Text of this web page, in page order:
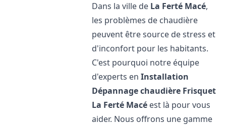
Dans la ville de La Ferté Macé,
les problèmes de chaudière
peuvent être source de stress et
d'inconfort pour les habitants.
C'est pourquoi notre équipe
d'experts enInstallation
Dépannage chaudière Frisquet
La Ferté Macé est là pour vous
aider. Nous offrons une gamme